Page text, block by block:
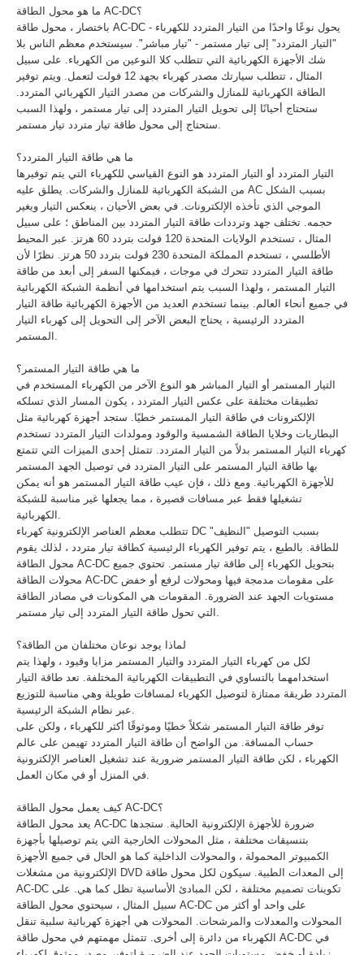
ما هو محول الطاقة AC-DC؟
باختصار ، محول طاقة AC-DC يحول نوعًا واحدًا من التيار المتردد للكهرباء -
"التيار المتردد" إلى تيار مستمر - "تيار مباشر". سيستخدم معظم الناس بلا
شك الأجهزة الكهربائية التي تتطلب كلا النوعين من الكهرباء. على سبيل
المثال ، تتطلب سيارتك مصدر كهرباء بجهد 12 فولت لتعمل. ويتم توفير
الطاقة الكهربائية للمنازل والشركات من مصدر التيار الكهربائي المتردد.
ستحتاج أحيانًا إلى تحويل التيار المتردد إلى تيار مستمر ، ولهذا السبب
ستحتاج إلى محول طاقة تيار متردد تيار مستمر.
ما هي طاقة التيار المتردد؟
التيار المتردد أو التيار المتردد هو النوع القياسي للكهرباء التي يتم توفيرها
من الشبكة الكهربائية للمنازل والشركات. يطلق عليه AC بسبب الشكل
الموجي الذي تأخذه الإلكترونات. في بعض الأحيان ، ينعكس التيار ويغير
حجمه. تختلف جهد وترددات طاقة التيار المتردد بين المناطق ؛ على سبيل
المثال ، تستخدم الولايات المتحدة 120 فولت بتردد 60 هرتز. عبر المحيط
الأطلسي ، تستخدم المملكة المتحدة 230 فولت بتردد 50 هرتز. نظرًا لأن
طاقة التيار المتردد تتحرك في موجات ، فيمكنها السفر إلى أبعد من طاقة
التيار المستمر ، ولهذا السبب يتم استخدامها في أنظمة الشبكة الكهربائية
في جميع أنحاء العالم. بينما تستخدم العديد من الأجهزة الكهربائية طاقة التيار
المتردد الرئيسية ، يحتاج البعض الآخر إلى التحويل إلى كهرباء التيار
المستمر.
ما هي طاقة التيار المستمر؟
التيار المستمر أو التيار المباشر هو النوع الآخر من الكهرباء المستخدم في
تطبيقات مختلفة على عكس التيار المتردد ، يكون المسار الذي تسلكه
الإلكترونات في طاقة التيار المستمر خطيًا. ستجد أجهزة كهربائية مثل
البطاريات وخلايا الطاقة الشمسية والوقود ومولدات التيار المتردد تستخدم
كهرباء التيار المستمر بدلاً من التيار المتردد. تتمثل إحدى الميزات التي تتمتع
بها طاقة التيار المستمر على التيار المتردد في توصيل الجهد المستمر
للأجهزة الكهربائية. ومع ذلك ، فإن عيب طاقة التيار المستمر هو أنه يمكن
تشغيلها فقط عبر مسافات قصيرة ، مما يجعلها غير مناسبة للشبكة
الكهربائية.
تتطلب معظم العناصر الإلكترونية كهرباء DC بسبب التوصيل "النظيف"
للطاقة. بالطبع ، يتم توفير الكهرباء الرئيسية كطاقة تيار متردد ، لذلك يقوم
محول الطاقة AC-DC بتحويل الكهرباء إلى طاقة تيار مستمر. تحتوي جميع
محولات الطاقة AC-DC على مقومات مدمجة فيها ومحولات لرفع أو خفض
مستويات الجهد عند الضرورة. المقومات هي المكونات في مصادر الطاقة
التي تحول طاقة التيار المتردد إلى تيار مستمر.
لماذا يوجد نوعان مختلفان من الطاقة؟
لكل من كهرباء التيار المتردد والتيار المستمر مزايا وقيود ، ولهذا يتم
استخدامهما بالتساوي في التطبيقات الكهربائية المختلفة. تعد طاقة التيار
المتردد طريقة ممتازة لتوصيل الكهرباء لمسافات طويلة وهي مناسبة للتوزيع
عبر نظام الشبكة الرئيسية.
توفر طاقة التيار المستمر شكلاً خطيًا وموثوقًا أكثر للكهرباء ، ولكن على
حساب المسافة. من الواضح أن طاقة التيار المتردد تهيمن على عالم
الكهرباء ، لكن طاقة التيار المستمر ضرورية عند تشغيل العناصر الإلكترونية
في المنزل أو في مكان العمل.
كيف يعمل محول الطاقة AC-DC؟
يعد محول الطاقة AC-DC ضرورة للأجهزة الإلكترونية الحالية. ستجدها
بتنسيقات مختلفة ، مثل المحولات الخارجية التي يتم توصيلها بأجهزة
الكمبيوتر المحمولة ، والمحولات الداخلية كما هو الحال في جميع الأجهزة
الإلكترونية من مشغلات DVD إلى المعدات الطبية. سيكون لكل محول طاقة
AC-DC تكوينات تصميم مختلفة ، لكن المبادئ الأساسية تظل كما هي. على
سبيل المثال ، سيحتوي محول الطاقة AC-DC على واحد أو أكثر من
المحولات والمعدلات والمرشحات. المحولات هي أجهزة كهربائية سلبية تنقل
الكهرباء من دائرة إلى أخرى. تتمثل مهمتهم في محول طاقة AC-DC في